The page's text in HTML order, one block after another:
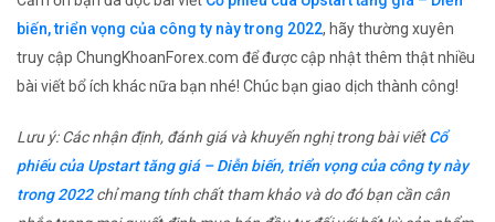
biến, triển vọng của công ty này trong 2022, hãy thường xuyên
truy cập ChungKhoanForex.com để được cập nhật thêm thật nhiều
bài viết bổ ích khác nữa bạn nhé! Chúc bạn giao dịch thành công!
Lưu ý: Các nhận định, đánh giá và khuyến nghị trong bài viếtCổ
phiếu của Upstart tăng giá – Diễn biến, triển vọng của công ty này
trong 2022chỉ mang tính chất tham khảo và do đó bạn cần cân